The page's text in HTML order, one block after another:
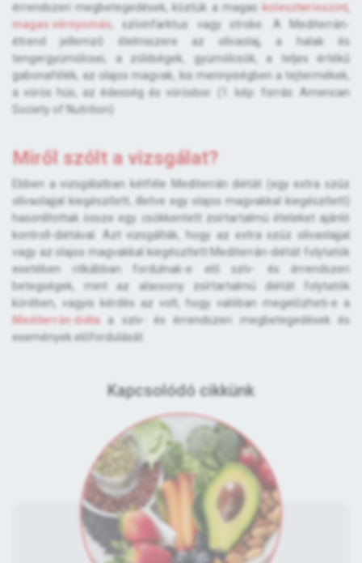
érrendszeri megbetegedések, köztük a magas koleszterinszint
magas vérnyomás , szívinfarktus vagy stroke. A Mediterrán-
étrend jellemző élelmiszere az olívaolaj, a halak és
tengergyümölcsei, a zöldségek, gyümölcsök, a teljes értékű
gabonafélék, az olajos magvak, kis mennyiségben a tejtermékek,
a vörös hús, az édesség és vörösbor. (1. kép: forrás: American
Society of Nutrition)
Miről szólt a vizsgálat?
Ebben a vizsgálatban kétféle Mediterrán diétát (egy extra szűz
olívaolajjal kiegészített, illetve egy olajos magvakkal kiegészített)
hasonlítottak össze egy csökkentett zsírtartalmú ételeket ajánló
kontroll-diétával. Azt vizsgálták, hogy az extra szűz olívaolajjal
vagy az olajos magvakkal kiegészített Mediterrán-diétát folytatók
esetében ritkábban fordulnak-e elő szív- és érrendszeri
betegségek, mint az alacsony zsírtartalmú diétát folytatók
körében, vagyis kérdés az volt, hogy valóban megelőzheti-e a
Mediterrán diéta a szív- és érrendszeri megbetegedések és
események előfordulását.
Kapcsolódó cikkünk